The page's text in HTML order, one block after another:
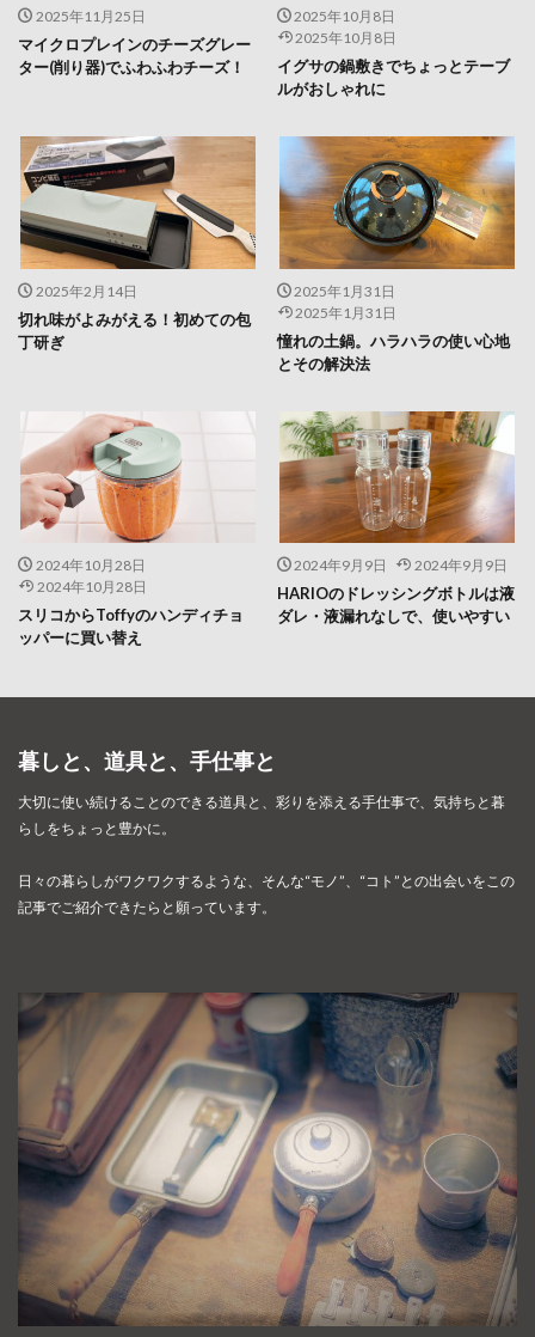
2025年11月25日
マイクロプレインのチーズグレー
ター(削り器)でふわふわチーズ！
2025年10月8日
2025年10月8日
イグサの鍋敷きでちょっとテーブ
ルがおしゃれに
2025年2月14日
切れ味がよみがえる！初めての包
丁研ぎ
2025年1月31日
2025年1月31日
憧れの土鍋。ハラハラの使い心地
とその解決法
2024年10月28日
2024年10月28日
スリコからToffyのハンディチョ
ッパーに買い替え
2024年9月9日 2024年9月9日
HARIOのドレッシングボトルは液
ダレ・液漏れなしで、使いやすい
暮しと、道具と、手仕事と
大切に使い続けることのできる道具と、彩りを添える手仕事で、 気持ちと暮
らしをちょっと豊かに。
日々の暮らしがワクワクするような、そんな“モノ”、“コト”との出会いをこの
記事でご紹介できたらと願っています。